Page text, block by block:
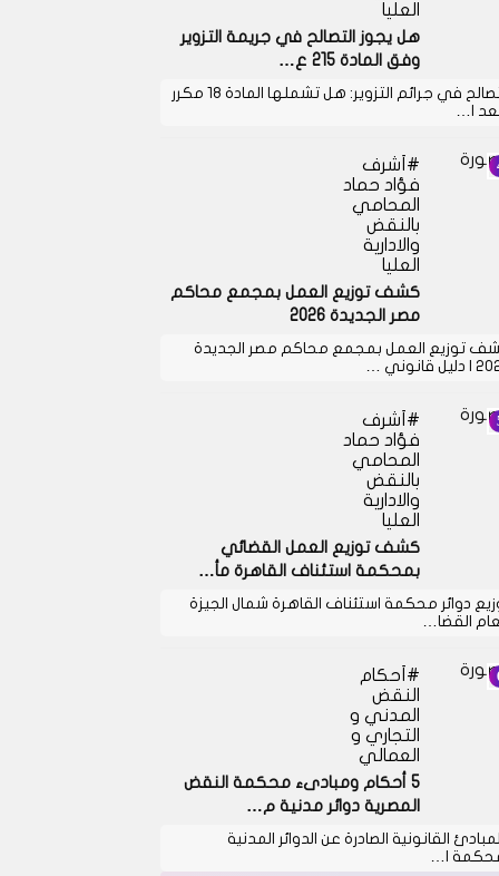
العليا
هل يجوز التصالح في جريمة التزوير
وفق المادة 215 ع…
التصالح في جرائم التزوير: هل تشملها المادة 18 مكرر
بعد ا…
أشرف
فؤاد حماد
المحامي
بالنقض
والادارية
العليا
كشف توزيع العمل بمجمع محاكم
مصر الجديدة 2026
توزيع العمل بمجمع محاكم مصر الجديدة
قانوني …
أشرف
فؤاد حماد
المحامي
بالنقض
والادارية
العليا
كشف توزيع العمل القضائي
بمحكمة استئناف القاهرة مأ…
دوائر محكمة استئناف القاهرة شمال الجيزة
القضا…
أحكام
النقض
المدني و
التجاري و
العمالي
5 أحكام ومبادىء محكمة النقض
المصرية دوائر مدنية م…
القانونية الصادرة عن الدوائر المدنية
ا…